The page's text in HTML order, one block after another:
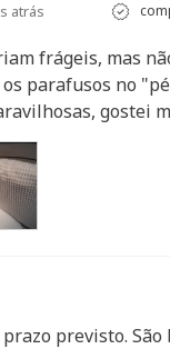
atrás
frágeis, mas
parafusos no
gostei
previsto.